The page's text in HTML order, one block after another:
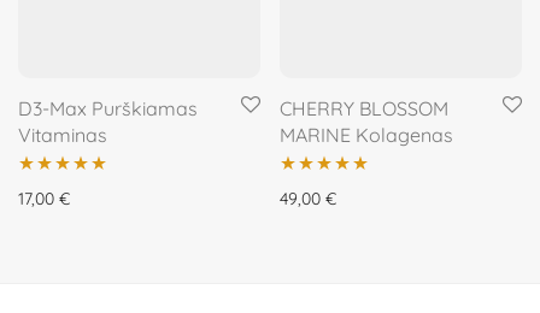
D3-Max Purškiamas
Vitaminas
Įvertinimas:
17,00 €
CHERRY BLOSSOM
MARINE Kolagenas
Įvertinimas:
49,00 €